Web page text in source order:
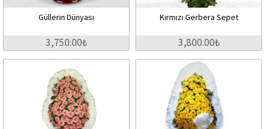
Güllerin Dünyası
3,750.00₺
Kırmızı Gerbera Sepet
3,800.00₺